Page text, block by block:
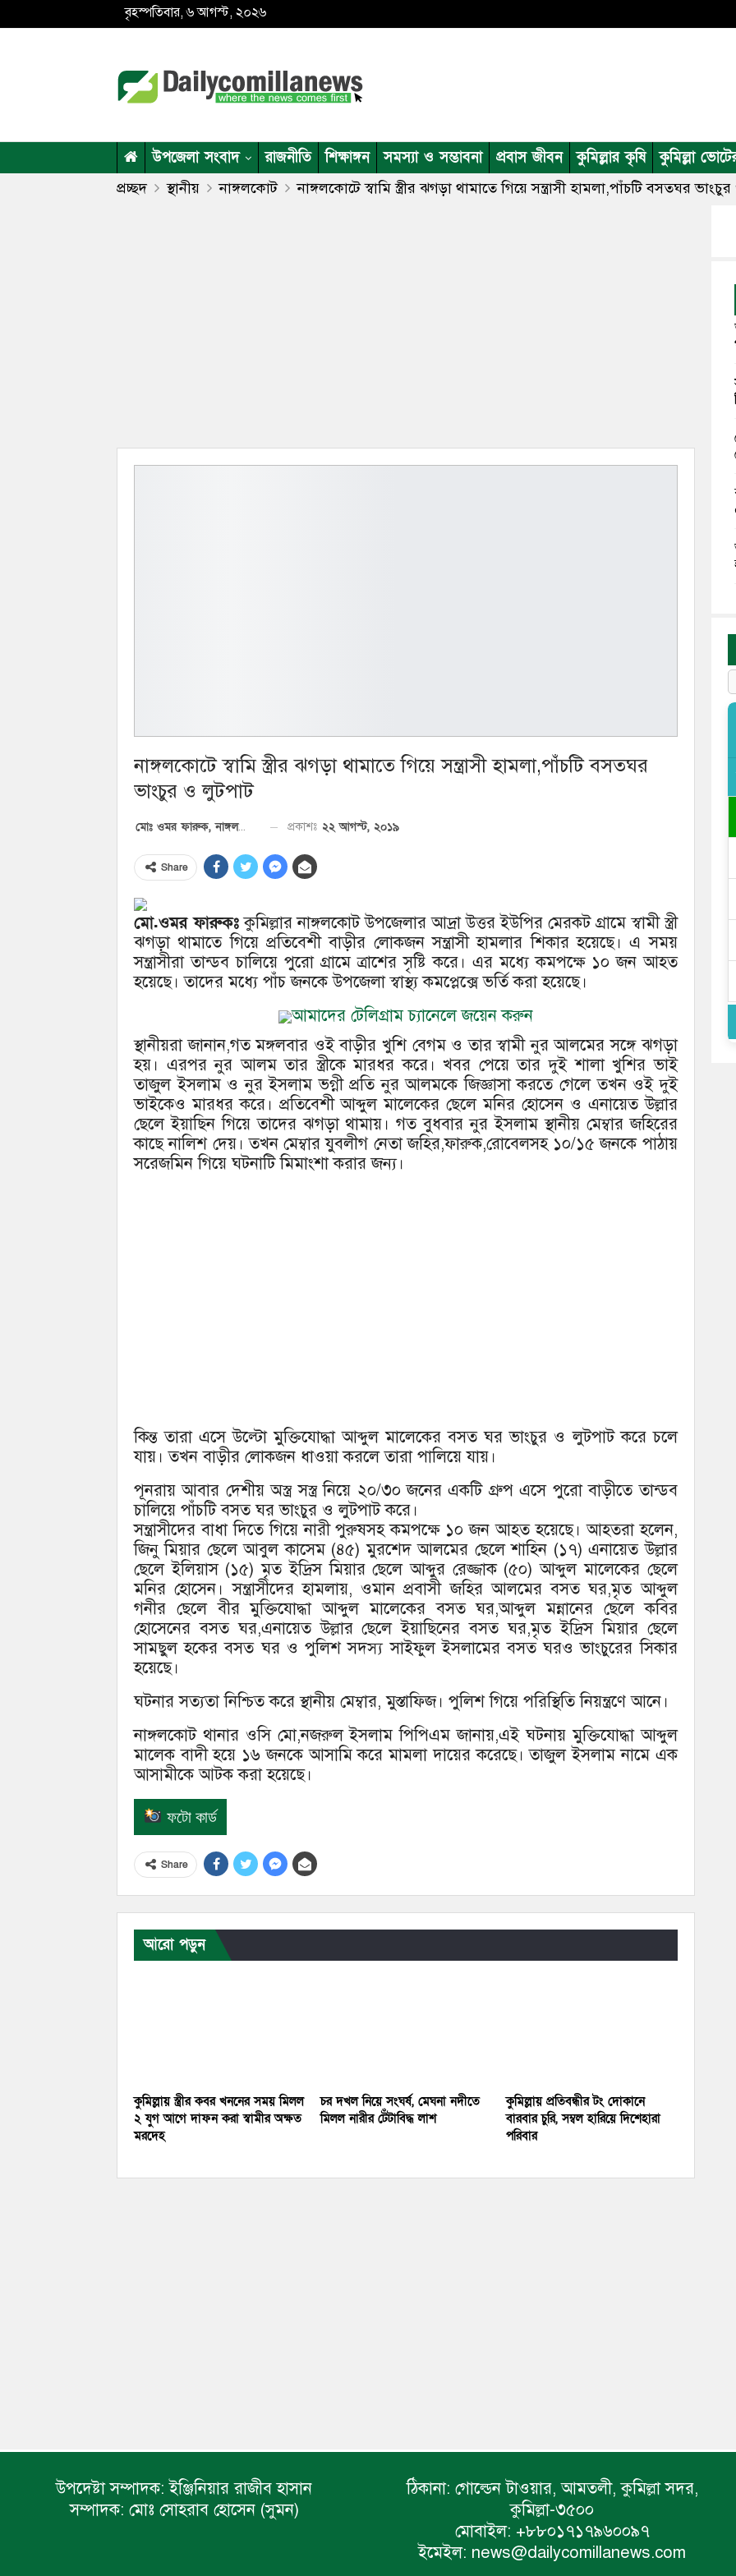
বৃহস্পতিবার, ৬ আগস্ট, ২০২৬
উপজেলা সংবাদ রাজনীতি শিক্ষাঙ্গন সমস্যা ও সম্ভাবনা প্রবাস জীবন কুমিল্লার কৃষি কুমিল্লা
প্রচ্ছদ স্থানীয় নাঙ্গলকোট নাঙ্গলকোটে স্বামি স্ত্রীর ঝগড়া থামাতে গিয়ে সন্ত্রাসী হামলা,পাঁচটি বসতঘর
নাঙ্গলকোটে স্বামি স্ত্রীর ঝগড়া থামাতে গিয়ে সন্ত্রাসী হামলা,পাঁচটি বসতঘর
ভাংচুর ও লুটপাট
মোঃ ওমর ফারুক, নাঙ্গলকোট প্রতিনিধি প্রকাশঃ ২২ আগস্ট, ২০১৯
Share
মো.ওমর ফারুকঃকুমিল্লার নাঙ্গলকোট উপজেলার আদ্রা উত্তর ইউপির মেরকট গ্রামে স্বামী স্ত্রী
ঝগড়া থামাতে গিয়ে প্রতিবেশী বাড়ীর লোকজন সন্ত্রাসী হামলার শিকার হয়েছে। এ সময়
সন্ত্রাসীরা তান্ডব চালিয়ে পুরো গ্রামে ত্রাশের সৃষ্টি করে। এর মধ্যে কমপক্ষে ১০ জন আহত
হয়েছে। তাদের মধ্যে পাঁচ জনকে উপজেলা স্বাস্থ্য কমপ্লেক্সে ভর্তি করা হয়েছে।
আমাদের টেলিগ্রাম চ্যানেলে জয়েন করুন
স্থানীয়রা জানান,গত মঙ্গলবার ওই বাড়ীর খুশি বেগম ও তার স্বামী নুর আলমের সঙ্গে ঝগড়া
হয়। এরপর নুর আলম তার স্ত্রীকে মারধর করে। খবর পেয়ে তার দুই শালা খুশির ভাই
তাজুল ইসলাম ও নুর ইসলাম ভগ্নী প্রতি নুর আলমকে জিজ্ঞাসা করতে গেলে তখন ওই দুই
ভাইকেও মারধর করে। প্রতিবেশী আব্দুল মালেকের ছেলে মনির হোসেন ও এনায়েত উল্লার
ছেলে ইয়াছিন গিয়ে তাদের ঝগড়া থামায়। গত বুধবার নুর ইসলাম স্থানীয় মেম্বার জহিরের
কাছে নালিশ দেয়। তখন মেম্বার যুবলীগ নেতা জহির,ফারুক,রোবেলসহ ১০/১৫ জনকে পাঠায়
সরেজমিন গিয়ে ঘটনাটি মিমাংশা করার জন্য।
কিন্ত তারা এসে উল্টো মুক্তিযোদ্ধা আব্দুল মালেকের বসত ঘর ভাংচুর ও লুটপাট করে চলে
যায়। তখন বাড়ীর লোকজন ধাওয়া করলে তারা পালিয়ে যায়।
পূনরায় আবার দেশীয় অস্ত্র সস্ত্র নিয়ে ২০/৩০ জনের একটি গ্রুপ এসে পুরো বাড়ীতে তান্ডব
চালিয়ে পাঁচটি বসত ঘর ভাংচুর ও লুটপাট করে।
সন্ত্রাসীদের বাধা দিতে গিয়ে নারী পুরুষসহ কমপক্ষে ১০ জন আহত হয়েছে। আহতরা হলেন,
জিনু মিয়ার ছেলে আবুল কাসেম (৪৫) মুরশেদ আলমের ছেলে শাহিন (১৭) এনায়েত উল্লার
ছেলে ইলিয়াস (১৫) মৃত ইদ্রিস মিয়ার ছেলে আব্দুর রেজ্জাক (৫০) আব্দুল মালেকের ছেলে
মনির হোসেন। সন্ত্রাসীদের হামলায়, ওমান প্রবাসী জহির আলমের বসত ঘর,মৃত আব্দুল
গনীর ছেলে বীর মুক্তিযোদ্ধা আব্দুল মালেকের বসত ঘর,আব্দুল মন্নানের ছেলে কবির
হোসেনের বসত ঘর,এনায়েত উল্লার ছেলে ইয়াছিনের বসত ঘর,মৃত ইদ্রিস মিয়ার ছেলে
সামছুল হকের বসত ঘর ও পুলিশ সদস্য সাইফুল ইসলামের বসত ঘরও ভাংচুরের সিকার
হয়েছে।
ঘটনার সত্যতা নিশ্চিত করে স্থানীয় মেম্বার, মুস্তাফিজ। পুলিশ গিয়ে পরিস্থিতি নিয়ন্ত্রণে আনে।
নাঙ্গলকোট থানার ওসি মো,নজরুল ইসলাম পিপিএম জানায়,এই ঘটনায় মুক্তিযোদ্ধা আব্দুল
মালেক বাদী হয়ে ১৬ জনকে আসামি করে মামলা দায়ের করেছে। তাজুল ইসলাম নামে এক
আসামীকে আটক করা হয়েছে।
ফটো কার্ড
Share
আরো পড়ুন
কুমিল্লায় স্ত্রীর কবর খননের সময় মিলল
২ যুগ আগে দাফন করা স্বামীর অক্ষত
মরদেহ
চর দখল নিয়ে সংঘর্ষ, মেঘনা নদীতে
মিলল নারীর টেঁটাবিদ্ধ লাশ
কুমিল্লায় প্রতিবন্ধীর টং দোকানে
বারবার চুরি, সম্বল হারিয়ে দিশেহারা
পরিবার
উপদেষ্টা সম্পাদক: ইঞ্জিনিয়ার রাজীব হাসান
সম্পাদক: মোঃ সোহরাব হোসেন (সুমন)
ঠিকানা: গোল্ডেন টাওয়ার, আমতলী, কুমিল্লা সদর,
কুমিল্লা-৩৫০০
মোবাইল: +৮৮০১৭১৭৯৬০০৯৭
ইমেইল: news@dailycomillanews.com